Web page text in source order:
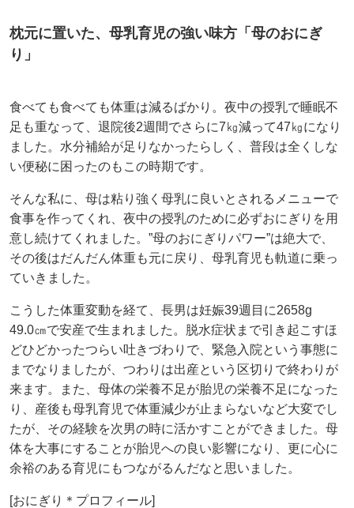
枕元に置いた、母乳育児の強い味方「母のおにぎ
り」
食べても食べても体重は減るばかり。夜中の授乳で睡眠不
足も重なって、退院後2週間でさらに7㎏減って47㎏になり
ました。水分補給が足りなかったらしく、普段は全くしな
い便秘に困ったのもこの時期です。
そんな私に、母は粘り強く母乳に良いとされるメニューで
食事を作ってくれ、夜中の授乳のために必ずおにぎりを用
意し続けてくれました。”母のおにぎりパワー”は絶大で、
その後はだんだん体重も元に戻り、母乳育児も軌道に乗っ
ていきました。
こうした体重変動を経て、長男は妊娠39週目に2658g
49.0㎝で安産で生まれました。脱水症状まで引き起こすほ
どひどかったつらい吐きづわりで、緊急入院という事態に
までなりましたが、つわりは出産という区切りで終わりが
来ます。また、母体の栄養不足が胎児の栄養不足になった
り、産後も母乳育児で体重減少が止まらないなど大変でし
たが、その経験を次男の時に活かすことができました。母
体を大事にすることが胎児への良い影響になり、更に心に
余裕のある育児にもつながるんだなと思いました。
[おにぎり＊プロフィール]